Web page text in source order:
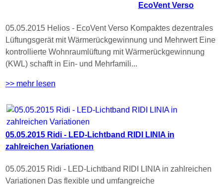
EcoVent Verso
05.05.2015 Helios - EcoVent Verso Kompaktes dezentrales
Lüftungsgerät mit Wärmerückgewinnung und Mehrwert Eine
kontrollierte Wohnraumlüftung mit Wärmerückgewinnung
(KWL) schafft in Ein- und Mehrfamili...
>> mehr lesen
05.05.2015 Ridi - LED-Lichtband RIDI LINIA in
zahlreichen Variationen
05.05.2015 Ridi - LED-Lichtband RIDI LINIA in zahlreichen
Variationen Das flexible und umfangreiche